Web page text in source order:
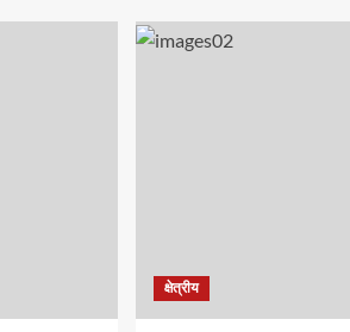
क्षेत्रीय